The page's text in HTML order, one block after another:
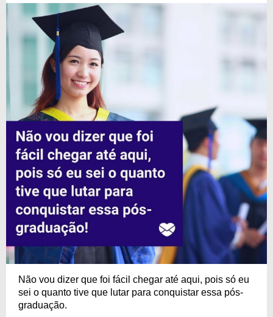
Não vou dizer que foi fácil chegar até aqui, pois só eu
sei o quanto tive que lutar para conquistar essa pós-
graduação.